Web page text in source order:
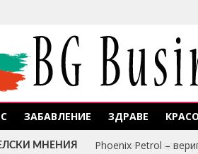
ЗАБАВЛЕНИЕ ЗДРАВЕ
МНЕНИЯ Phoenix Petrol –